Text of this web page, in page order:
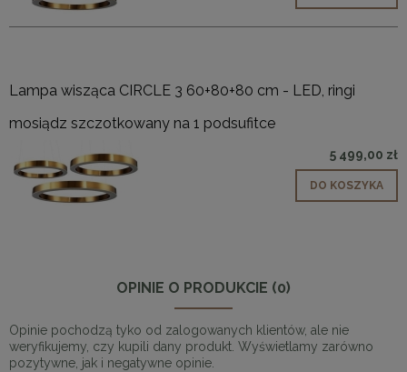
Lampa wisząca CIRCLE 3 60+80+80 cm - LED, ringi
mosiądz szczotkowany na 1 podsufitce
5 499,00 zł
DO KOSZYKA
OPINIE O PRODUKCIE (0)
Opinie pochodzą tyko od zalogowanych klientów, ale nie
weryfikujemy, czy kupili dany produkt. Wyświetlamy zarówno
pozytywne, jak i negatywne opinie.